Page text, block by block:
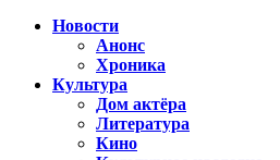
Новости
Анонс
Хроника
Культура
Дом актёра
Литература
Кино